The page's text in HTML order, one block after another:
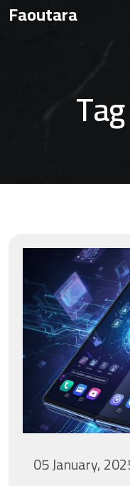
Faoutara
05 January,